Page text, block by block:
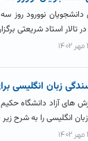
زبان انگلیسی
های آزاد دانشگاه
انگلیسی را به شرح زیر